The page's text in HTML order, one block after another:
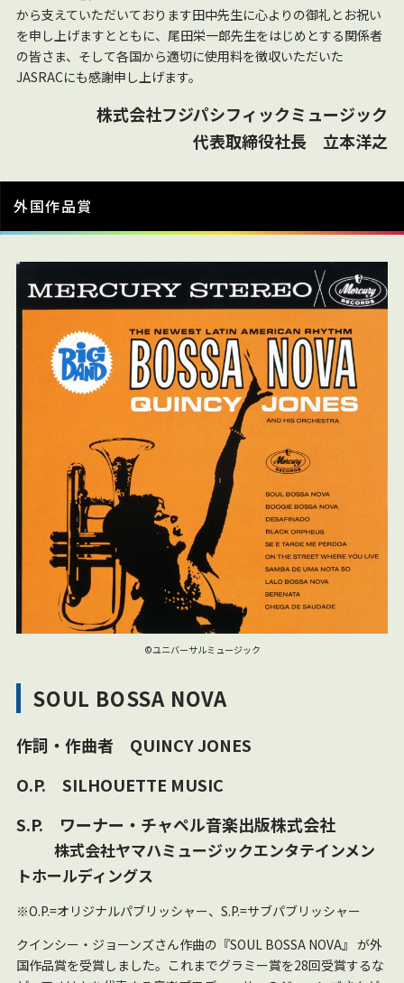
から支えていただいております田中先生に心よりの御礼とお祝い
を申し上げますとともに、尾田栄一郎先生をはじめとする関係者
の皆さま、そして各国から適切に使用料を徴収いただいた
JASRACにも感謝申し上げます。
株式会社フジパシフィックミュージック
代表取締役社長 立本洋之
外国作品賞
©ユニバーサルミュージック
SOUL BOSSA NOVA
作詞・作曲者 QUINCY JONES
O.P. SILHOUETTE MUSIC
S.P. ワーナー・チャペル音楽出版株式会社
株式会社ヤマハミュージックエンタテインメン
トホールディングス
※O.P.=オリジナルパブリッシャー、S.P.=サブパブリッシャー
クインシー・ジョーンズさん作曲の『SOUL BOSSA NOVA』 が外
国作品賞を受賞しました。これまでグラミー賞を28回受賞するな